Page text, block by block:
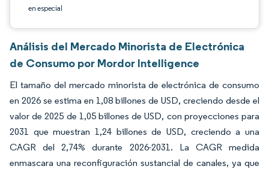
en especial
Análisis del Mercado Minorista de Electrónica
de Consumo por Mordor Intelligence
El tamaño del mercado minorista de electrónica de consumo
en 2026 se estima en 1,08 billones de USD, creciendo desde el
valor de 2025 de 1,05 billones de USD, con proyecciones para
2031 que muestran 1,24 billones de USD, creciendo a una
CAGR del 2,74% durante 2026-2031. La CAGR medida
enmascara una reconfiguración sustancial de canales, ya que